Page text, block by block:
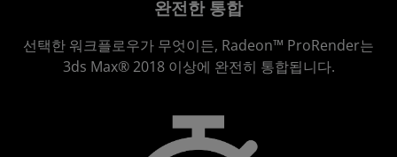
완전한 통합
선택한 워크플로우가 무엇이든, Radeon™ ProRender는
3ds Max® 2018 이상에 완전히 통합됩니다.